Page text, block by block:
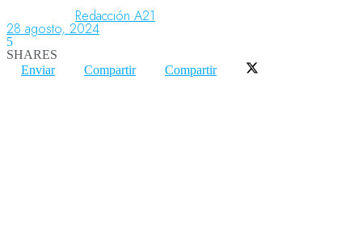
Aeronáutica
Aeropuertos
Redacción A21
28 agosto, 2024
5
SHARES
Enviar
Compartir Compartir